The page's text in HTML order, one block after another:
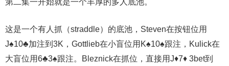
这是一个有人抓（straddle）的底池，Steven在按钮位用
J♠10♣加注到3K，Gottlieb在小盲位用K♠10♠跟注，Kulick在
大盲位用6♣3♠跟注。Bleznick在抓位，直接用J♦7♦ 3bet到